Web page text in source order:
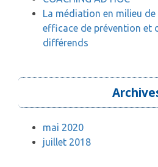
La médiation en milieu
efficace de prévention et
différends
mai 2020
juillet 2018